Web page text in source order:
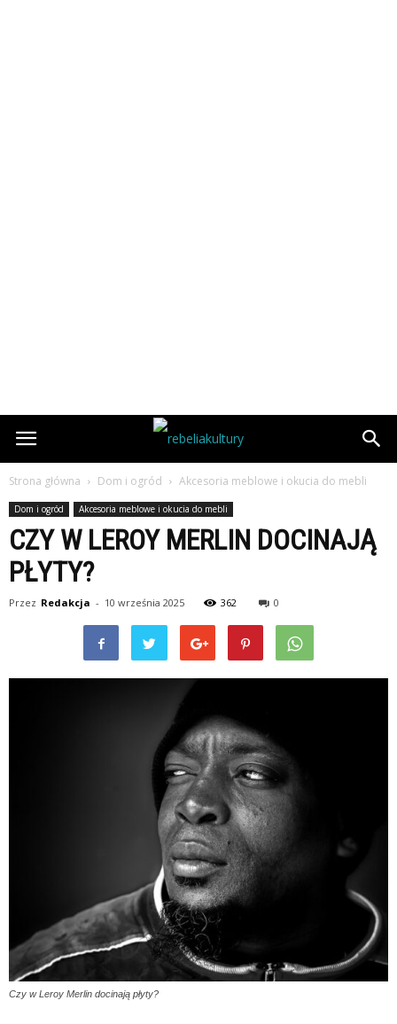
Strona główna Dom i ogród Akcesoria meblowe i okucia do mebli
Dom i ogród Akcesoria meblowe i okucia do mebli
CZY W LEROY MERLIN DOCINAJĄ
PŁYTY?
Przez Redakcja - 10 września 2025 362 0
Czy w Leroy Merlin docinają płyty?